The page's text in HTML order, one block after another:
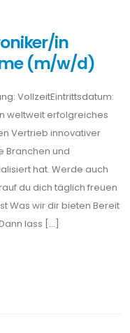
in
(m/w/d)
VollzeitEintrittsdatum:
weltweit erfolgreiches
Vertrieb innovativer
Branchen und
hat. Werde auch
du dich täglich freuen
Was wir dir bieten Bereit
lass […]